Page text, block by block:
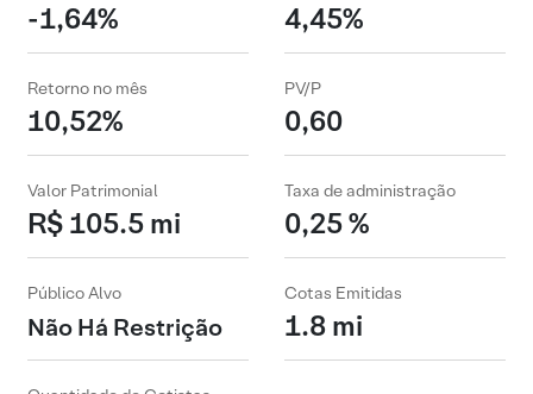
-1,64% 4,45%
Retorno no mês
10,52%
PV/P
0,60
Valor Patrimonial
R$ 105.5 mi
Taxa de administração
0,25 %
Público Alvo
Não Há Restrição
Cotas Emitidas
1.8 mi